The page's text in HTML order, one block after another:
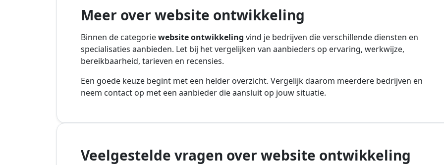
Meer over website ontwikkeling
Binnen de categoriewebsite ontwikkeling vind je bedrijven die verschillende diensten en
specialisaties aanbieden. Let bij het vergelijken van aanbieders op ervaring, werkwijze,
bereikbaarheid, tarieven en recensies.
Een goede keuze begint met een helder overzicht. Vergelijk daarom meerdere bedrijven en
neem contact op met een aanbieder die aansluit op jouw situatie.
Veelgestelde vragen over website ontwikkeling